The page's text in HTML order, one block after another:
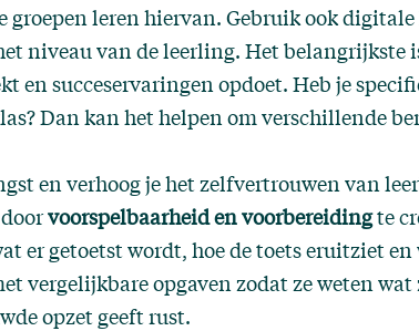
groepen leren hiervan. Gebruik ook
niveau van de leerling. Het belangrijkste
en succeservaringen opdoet. Heb je
Dan kan het helpen om verschillende
en verhoog je het zelfvertrouwen van
voorspelbaarheid en voorbereidingte
er getoetst wordt, hoe de toets eruitziet en
vergelijkbare opgaven zodat ze weten
opzet geeft rust.